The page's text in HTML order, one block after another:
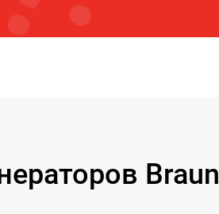
Braun